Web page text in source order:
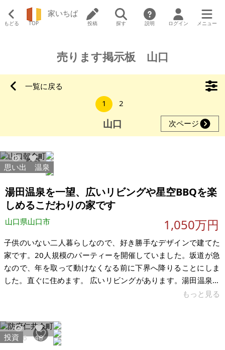
もどる TOP
家いちば
投稿 探す 説明 ログイン メニュー
売ります掲示板 山口
一覧に戻る
1
2
山口 次ページ
5068 26
思い出 温泉
湯田温泉を一望、広いリビングや星空BBQを楽
しめるこだわりの家です
山口県山口市 1,050万円
子供のいない二人暮らしなので、好き勝手なデザインで建てた
家です。20人規模のパーティーを開催していました。坂道が急
なので、年を取って動けなくなる前に下界へ降りることにしま
した。直ぐに住めます。 広いリビングがあります。湯田温泉を
一望できる眺望があり、夜景と満天の星空を観ながらBBQを楽
怠けていたので、広いウッドデッキがくち始めています。 【物
件概要】※古屋付土地 場所：山口県山口市朝倉町 土地：386.26
もっと見る
6176 46
投資